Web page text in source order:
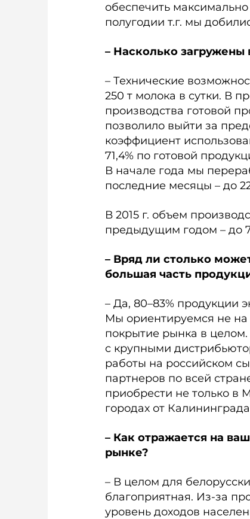
обеспечить
полугодии т.г. мы
– Насколько
– Технические
250 т молока в сутки. В
производства готовой
позволило выйти за
коэффициент
71,4% по готовой
В начале года мы
последние месяцы – до
В 2015 г. объем
предыдущим годом – до
– Вряд ли столько
большая часть
– Да, 80–83% продукции
Мы ориентируемся не
покрытие рынка в
с крупными
работы на российском
партнеров по всей
приобрести не только в
городах от
– Как отражается на
рынке?
– В целом для
благоприятная. Из-за
уровень доходов